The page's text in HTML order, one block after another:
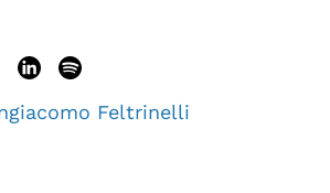
Feltrinelli